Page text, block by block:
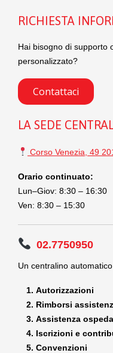
RICHIESTA
Hai bisogno di supporto
personalizzato?
Contattaci
LA SEDE
Corso Venezia, 49
Orario continuato:
Lun–Giov: 8:30 – 16:30
Ven: 8:30 – 15:30
02.7750950
Un centralino
Autorizzazioni
Rimborsi
Assistenza
Iscrizioni e
Convenzioni